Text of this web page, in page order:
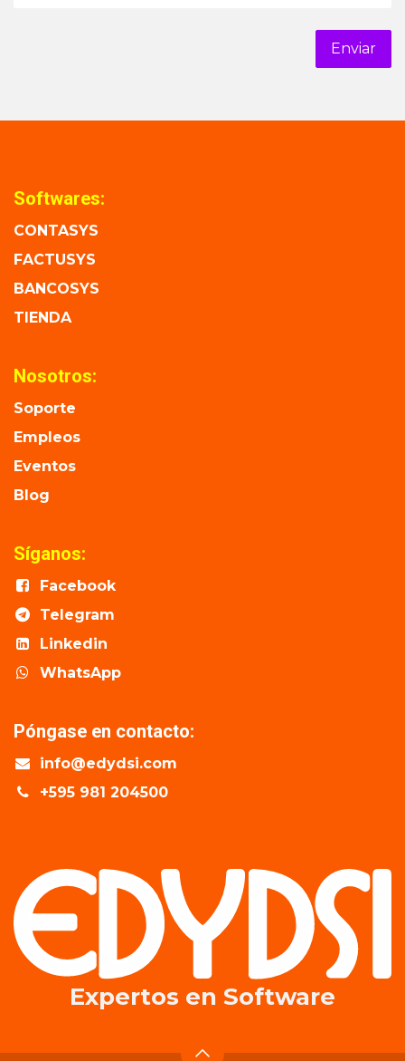
Enviar
Softwares:
CONTASYS
FACTUSYS
BANCOSYS
TIENDA
Nosotros:
Soporte
Empleos
Eventos
Blog
Síganos:
Facebook
Telegram
Linkedin
WhatsApp
Póngase en contacto:
info@edydsi.com
+595 981 204500
Expertos en​ Software